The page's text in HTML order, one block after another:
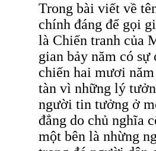
Trong bài viết về
chính đáng để gọi
là Chiến tranh của
gian bảy năm có
chiến hai mươi
tàn vì những lý
người tin tưởng ở
đẳng do chủ nghĩa
một bên là nhừng